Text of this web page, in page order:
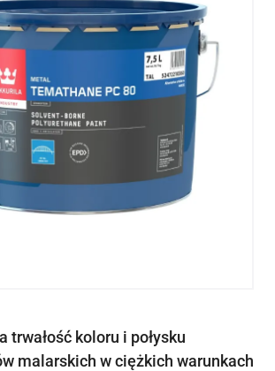
trwałość koloru i połysku
malarskich w ciężkich warunkach